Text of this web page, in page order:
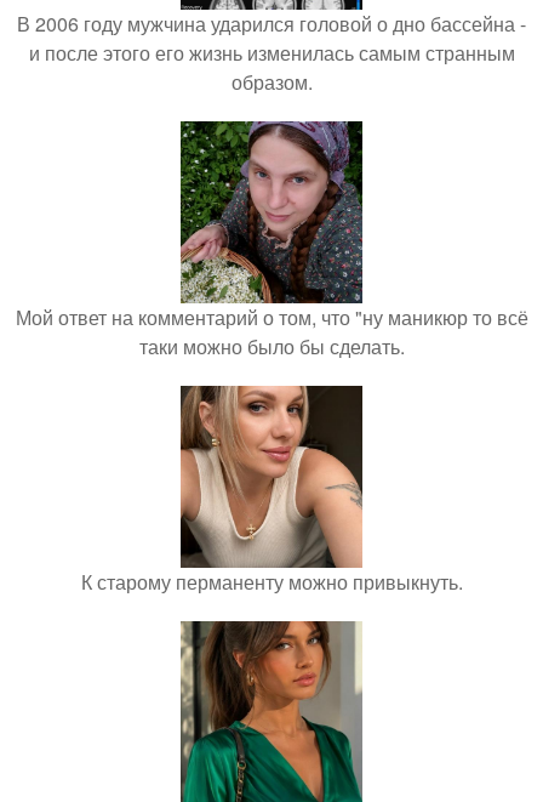
В 2006 году мужчина ударился головой о дно бассейна -
и после этого его жизнь изменилась самым странным
образом.
Мой ответ на комментарий о том, что "ну маникюр то всё
таки можно было бы сделать.
К старому перманенту можно привыкнуть.